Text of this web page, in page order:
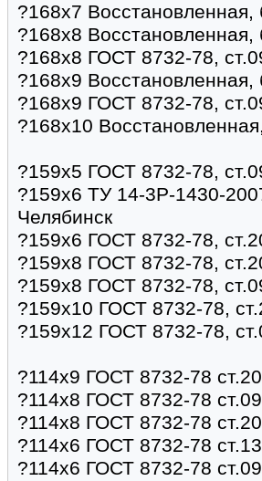
?168х7
?168х8
?168х8 ГОСТ 8732-78,
?168х9
?168х9 ГОСТ 8732-78,
?168х10
?159х5 ГОСТ 8732-78,
?159х6 ТУ 14-3Р-1430-
Челябинск
?159х6 ГОСТ 8732-78,
?159х8 ГОСТ 8732-78,
?159х8 ГОСТ 8732-78,
?159х10 ГОСТ 8732-78,
?159х12 ГОСТ 8732-78,
?114х9 ГОСТ 8732-78
?114х8 ГОСТ 8732-78
?114х8 ГОСТ 8732-78
?114х6 ГОСТ 8732-78
?114х6 ГОСТ 8732-78